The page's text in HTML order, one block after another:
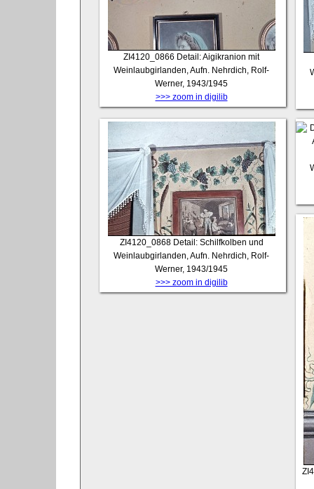
ZI4120_0866 Detail: Aigikranion mit
Weinlaubgirlanden, Aufn. Nehrdich, Rolf-
Werner, 1943/1945
>>> zoom in digilib
ZI4120_0868 Detail: Schilfkolben und
Weinlaubgirlanden, Aufn. Nehrdich, Rolf-
Werner, 1943/1945
>>> zoom in digilib